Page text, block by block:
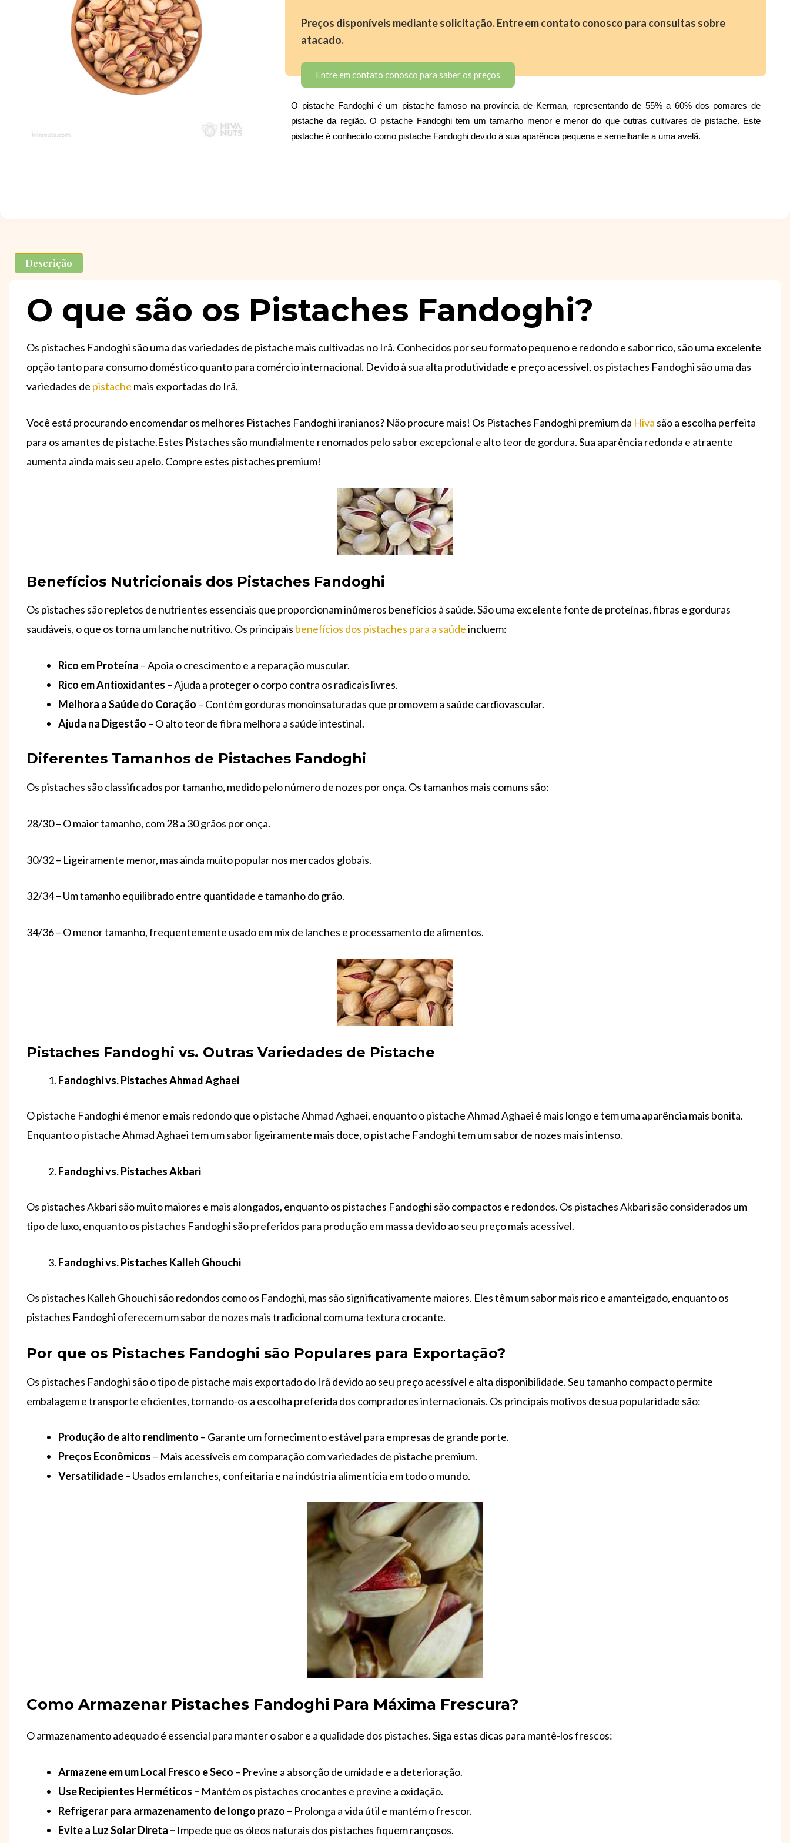
Preços disponíveis mediante solicitação. Entre em contato conosco para consultas sobre
atacado.
Entre em contato conosco para saber os preços
O pistache Fandoghi é um pistache famoso na província de Kerman, representando de 55% a 60% dos pomares de
pistache da região. O pistache Fandoghi tem um tamanho menor e menor do que outras cultivares de pistache. Este
pistache é conhecido como pistache Fandoghi devido à sua aparência pequena e semelhante a uma avelã.
Descrição
O que são os Pistaches Fandoghi?
Os pistaches Fandoghi são uma das variedades de pistache mais cultivadas no Irã. Conhecidos por seu formato pequeno e redondo e sabor rico, são uma excelente
opção tanto para consumo doméstico quanto para comércio internacional. Devido à sua alta produtividade e preço acessível, os pistaches Fandoghi são uma das
variedades de pistache mais exportadas do Irã.
Você está procurando encomendar os melhores Pistaches Fandoghi iranianos? Não procure mais! Os Pistaches Fandoghi premium da Hiva são a escolha perfeita
para os amantes de pistache.Estes Pistaches são mundialmente renomados pelo sabor excepcional e alto teor de gordura. Sua aparência redonda e atraente
aumenta ainda mais seu apelo. Compre estes pistaches premium!
Benefícios Nutricionais dos Pistaches Fandoghi
Os pistaches são repletos de nutrientes essenciais que proporcionam inúmeros benefícios à saúde. São uma excelente fonte de proteínas, fibras e gorduras
saudáveis, o que os torna um lanche nutritivo. Os principais benefícios dos pistaches para a saúdeincluem:
Rico em Proteína – Apoia o crescimento e a reparação muscular.
Rico em Antioxidantes – Ajuda a proteger o corpo contra os radicais livres.
Melhora a Saúde do Coração – Contém gorduras monoinsaturadas que promovem a saúde cardiovascular.
Ajuda na Digestão – O alto teor de fibra melhora a saúde intestinal.
Diferentes Tamanhos de Pistaches Fandoghi
Os pistaches são classificados por tamanho, medido pelo número de nozes por onça. Os tamanhos mais comuns são:
28/30 – O maior tamanho, com 28 a 30 grãos por onça.
30/32 – Ligeiramente menor, mas ainda muito popular nos mercados globais.
32/34 – Um tamanho equilibrado entre quantidade e tamanho do grão.
34/36 – O menor tamanho, frequentemente usado em mix de lanches e processamento de alimentos.
Pistaches Fandoghi vs. Outras Variedades de Pistache
Fandoghi vs. Pistaches Ahmad Aghaei
O pistache Fandoghi é menor e mais redondo que o pistache Ahmad Aghaei, enquanto o pistache Ahmad Aghaei é mais longo e tem uma aparência mais bonita.
Enquanto o pistache Ahmad Aghaei tem um sabor ligeiramente mais doce, o pistache Fandoghi tem um sabor de nozes mais intenso.
Fandoghi vs. Pistaches Akbari
Os pistaches Akbari são muito maiores e mais alongados, enquanto os pistaches Fandoghi são compactos e redondos. Os pistaches Akbari são considerados um
tipo de luxo, enquanto os pistaches Fandoghi são preferidos para produção em massa devido ao seu preço mais acessível.
Fandoghi vs. Pistaches Kalleh Ghouchi
Os pistaches Kalleh Ghouchi são redondos como os Fandoghi, mas são significativamente maiores. Eles têm um sabor mais rico e amanteigado, enquanto os
pistaches Fandoghi oferecem um sabor de nozes mais tradicional com uma textura crocante.
Por que os Pistaches Fandoghi são Populares para Exportação?
Os pistaches Fandoghi são o tipo de pistache mais exportado do Irã devido ao seu preço acessível e alta disponibilidade. Seu tamanho compacto permite
embalagem e transporte eficientes, tornando-os a escolha preferida dos compradores internacionais. Os principais motivos de sua popularidade são:
Produção de alto rendimento – Garante um fornecimento estável para empresas de grande porte.
Preços Econômicos – Mais acessíveis em comparação com variedades de pistache premium.
Versatilidade– Usados em lanches, confeitaria e na indústria alimentícia em todo o mundo.
Como Armazenar Pistaches Fandoghi Para Máxima Frescura?
O armazenamento adequado é essencial para manter o sabor e a qualidade dos pistaches. Siga estas dicas para mantê-los frescos:
Armazene em um Local Fresco e Seco – Previne a absorção de umidade e a deterioração.
Use Recipientes Herméticos – Mantém os pistaches crocantes e previne a oxidação.
Refrigerar para armazenamento de longo prazo – Prolonga a vida útil e mantém o frescor.
Evite a Luz Solar Direta – Impede que os óleos naturais dos pistaches fiquem rançosos.